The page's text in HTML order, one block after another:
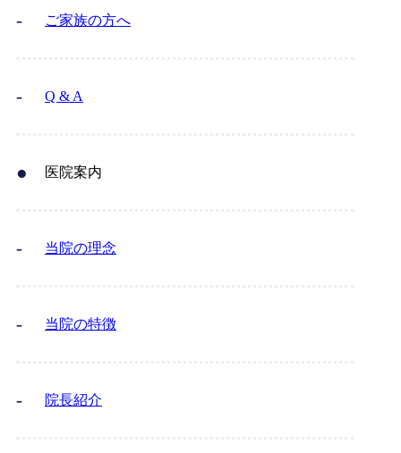
ご家族の方へ
Q & A
医院案内
当院の理念
当院の特徴
院長紹介